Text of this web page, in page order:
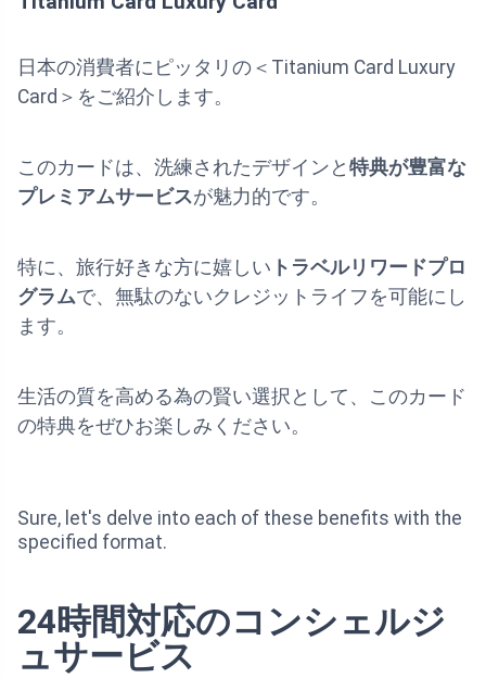
日本の消費者にピッタリの＜Titanium Card Luxury
Card＞をご紹介します。
このカードは、洗練されたデザインと 特典が豊富な
プレミアムサービスが魅力的です。
特に、旅行好きな方に嬉しい トラベルリワードプロ
グラムで、無駄のないクレジットライフを可能にし
ます。
生活の質を高める為の賢い選択として、このカード
の特典をぜひお楽しみください。
Sure, let's delve into each of these benefits with the
specified format.
24時間対応のコンシェルジ
ュサービス